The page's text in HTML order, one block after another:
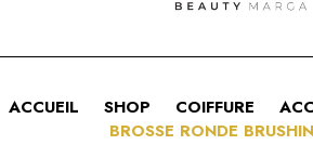
ACCUEIL SHOP COIFFURE
BROSSE RONDE